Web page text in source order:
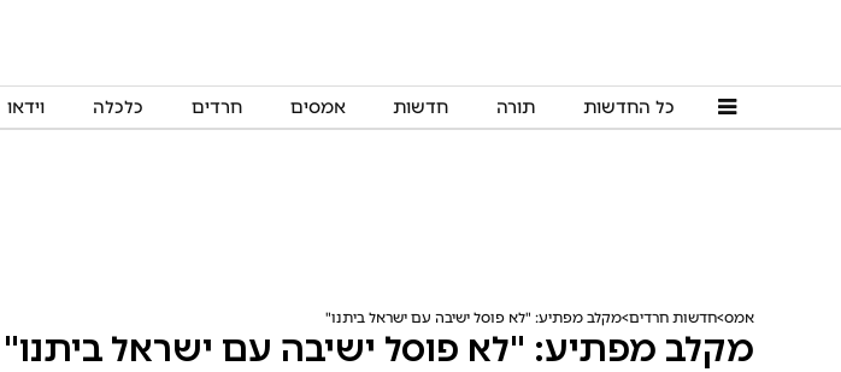
כל החדשות תורה חדשות אמסים חרדים כלכלה וידאו
אמס חדשות חרדים מקלב מפתיע: "לא פוסל ישיבה עם ישראל ביתנו"
מקלב מפתיע: "לא פוסל ישיבה עם ישראל ביתנו"